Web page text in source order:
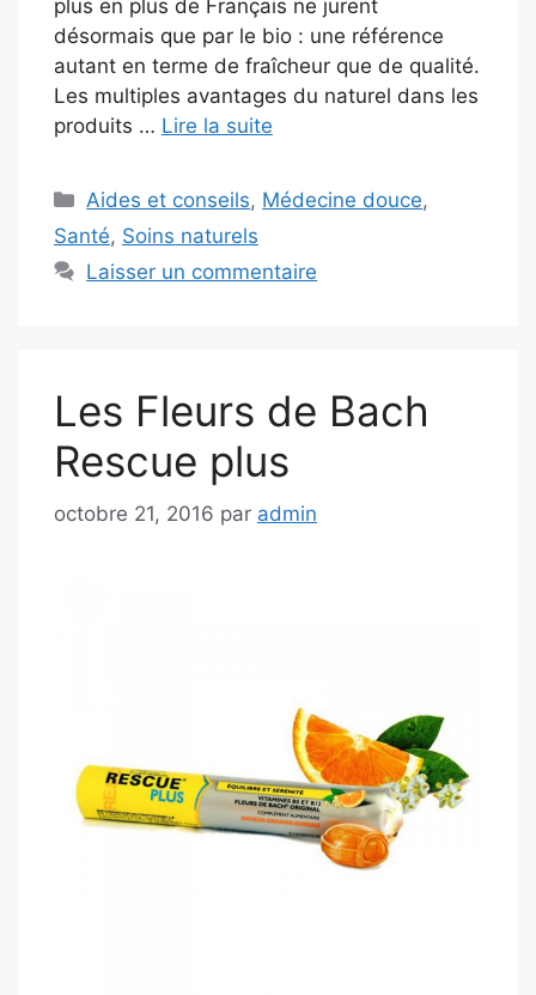
plus en plus de Français ne jurent
désormais que par le bio : une référence
autant en terme de fraîcheur que de qualité.
Les multiples avantages du naturel dans les
produits … Lire la suite
Catégories
Aides et conseils, Médecine douce,
Santé, Soins naturels
Laisser un commentaire
Les Fleurs de Bach
Rescue plus
octobre 21, 2016 par admin